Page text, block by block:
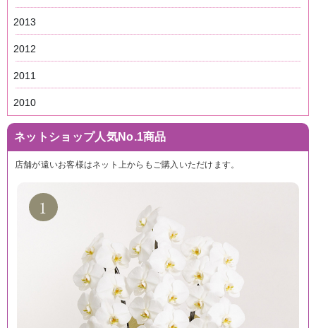
2013
2012
2011
2010
ネットショップ人気No.1商品
店舗が遠いお客様はネット上からもご購入いただけます。